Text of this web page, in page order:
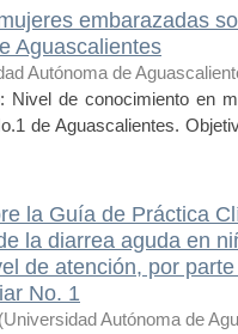
embarazadas
Aguascalientes
Autónoma de
Nivel de conocimiento en
de Aguascalientes.
la Guía de Práctica
la diarrea aguda en
de atención, por
No. 1
(Universidad Autónoma de